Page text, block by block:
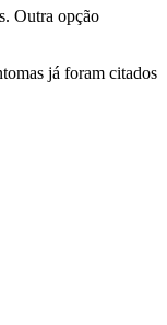
Outra opção
já foram citados